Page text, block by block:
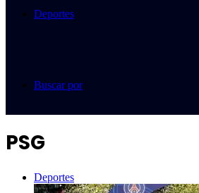
Deportes
Buscar por
PSG
Deportes